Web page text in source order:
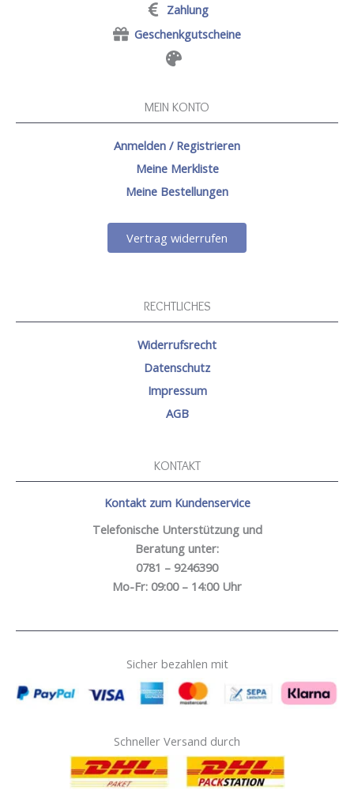
Zahlung
Geschenkgutscheine
MEIN KONTO
Anmelden / Registrieren
Meine Merkliste
Meine Bestellungen
Vertrag widerrufen
RECHTLICHES
Widerrufsrecht
Datenschutz
Impressum
AGB
KONTAKT
Kontakt zum Kundenservice
Telefonische Unterstützung und
Beratung unter:
0781 – 9246390
Mo-Fr: 09:00 – 14:00 Uhr
Sicher bezahlen mit
Schneller Versand durch